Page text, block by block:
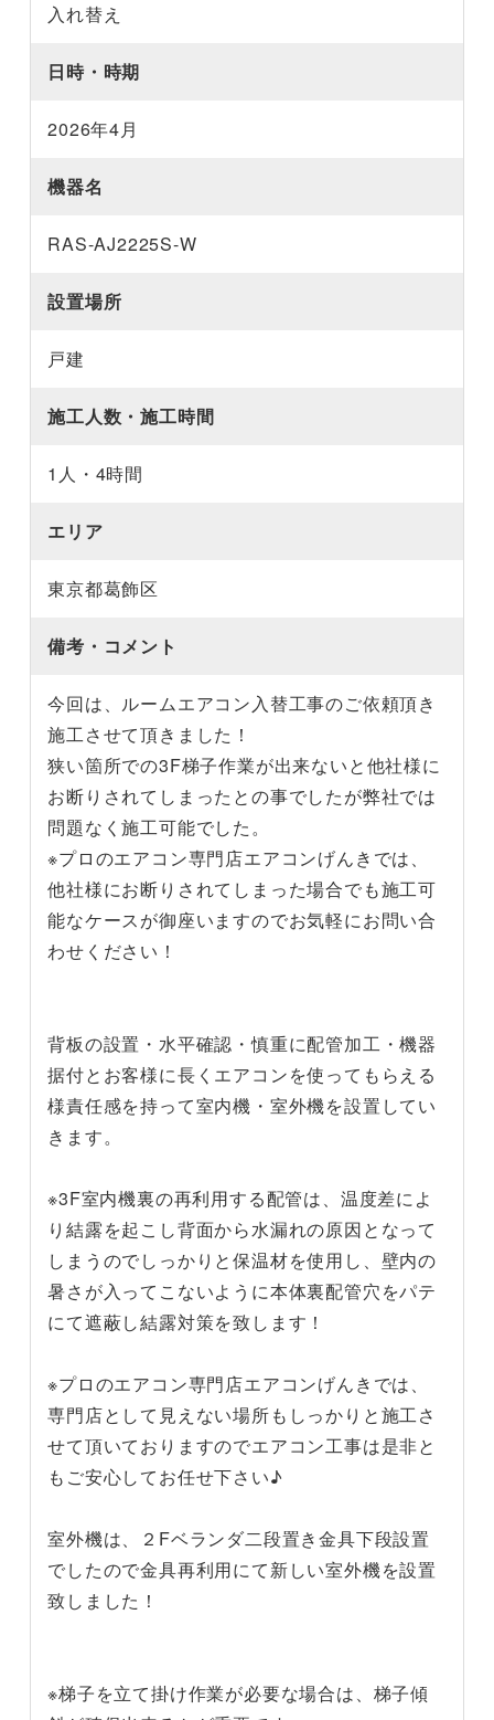
入れ替え
日時・時期
2026年4月
機器名
RAS-AJ2225S-W
設置場所
戸建
施工人数・施工時間
1人・4時間
エリア
東京都葛飾区
備考・コメント
今回は、ルームエアコン入替工事のご依頼頂き
施工させて頂きました！
狭い箇所での3F梯子作業が出来ないと他社様に
お断りされてしまったとの事でしたが弊社では
問題なく施工可能でした。
※プロのエアコン専門店エアコンげんきでは、
他社様にお断りされてしまった場合でも施工可
能なケースが御座いますのでお気軽にお問い合
わせください！
背板の設置・水平確認・慎重に配管加工・機器
据付とお客様に長くエアコンを使ってもらえる
様責任感を持って室内機・室外機を設置してい
きます。
※3F室内機裏の再利用する配管は、温度差によ
り結露を起こし背面から水漏れの原因となって
しまうのでしっかりと保温材を使用し、壁内の
暑さが入ってこないように本体裏配管穴をパテ
にて遮蔽し結露対策を致します！
※プロのエアコン専門店エアコンげんきでは、
専門店として見えない場所もしっかりと施工さ
せて頂いておりますのでエアコン工事は是非と
もご安心してお任せ下さい♪
室外機は、２Fベランダ二段置き金具下段設置
でしたので金具再利用にて新しい室外機を設置
致しました！
※梯子を立て掛け作業が必要な場合は、梯子傾